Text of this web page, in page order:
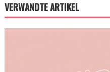
VERWANDTE ARTIKEL